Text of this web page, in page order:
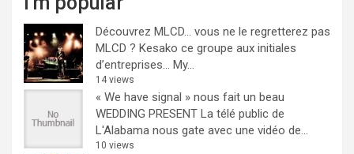
Découvrez MLCD… vous ne le regretterez pas
MLCD ? Kesako ce groupe aux initiales
d’entreprises… My...
14 views
« We have signal » nous fait un beau
WEDDING PRESENT La télé public de
L'Alabama nous gate avec une vidéo de...
10 views